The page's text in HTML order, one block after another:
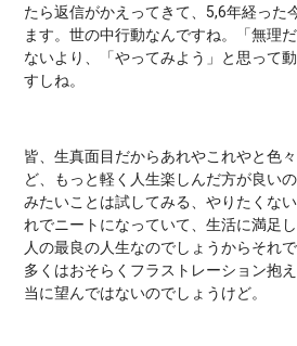
たら返信がかえってきて、5,6年経った
ます。世の中行動なんですね。「無理
ないより、「やってみよう」と思って
すしね。
皆、生真面目だからあれやこれやと色
ど、もっと軽く人生楽しんだ方が良い
みたいことは試してみる、やりたくな
れでニートになっていて、生活に満足
人の最良の人生なのでしょうからそれ
多くはおそらくフラストレーション抱
当に望んではないのでしょうけど。